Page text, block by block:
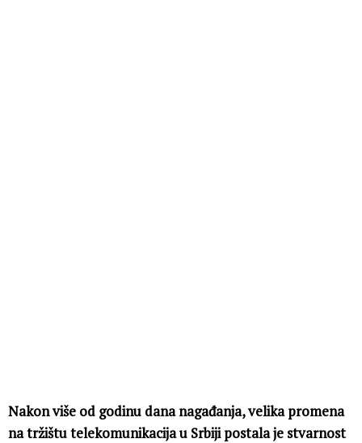
Nakon više od godinu dana nagađanja, velika promena
na tržištu telekomunikacija u Srbiji postala je stvarnost